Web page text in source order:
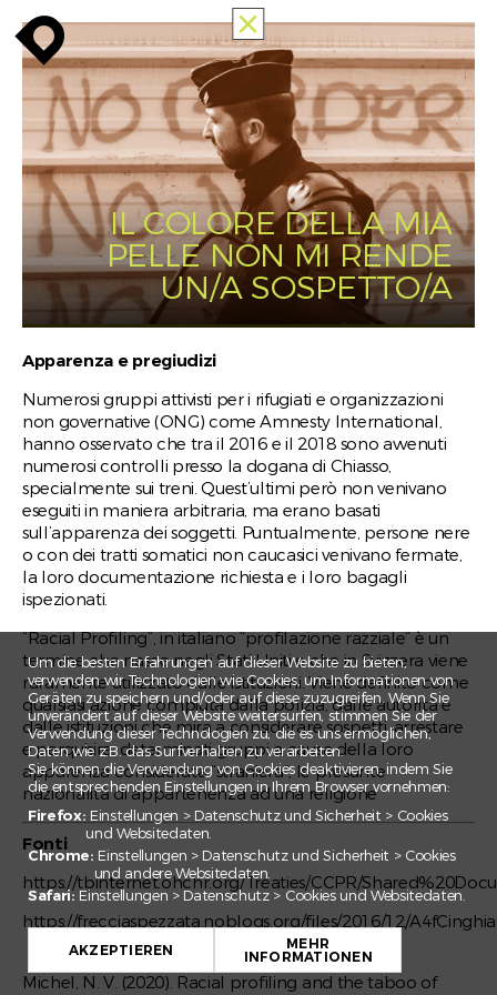
enroute enroute
ALLE
MEMORIES
OF
RACISM
PUBLIC
MAPPING
enroute INFO
+
Leaflet
close
IL COLORE DELLA MIA
PELLE NON MI RENDE
UN/A SOSPETTO/A
Apparenza e pregiudizi
Numerosi gruppi attivisti per i rifugiati e organizzazioni
non governative (ONG) come Amnesty International,
hanno osservato che tra il 2016 e il 2018 sono avvenuti
numerosi controlli presso la dogana di Chiasso,
specialmente sui treni. Quest’ultimi però non venivano
eseguiti in maniera arbitraria, ma erano basati
sull’apparenza dei soggetti. Puntualmente, persone nere
o con dei tratti somatici non caucasici venivano fermate,
la loro documentazione richiesta e i loro bagagli
ispezionati.
“Racial Profiling”, in italiano “profilazione razziale” è un
termine che nasce negli Stati Uniti e che in Svizzera viene
raramente utilizzato dalle istituzioni. Viene definito come
qualsiasi azione compiuta dalla polizia, dalle autorità e
dalle istituzioni che mira a considerare sospetti, arrestare
e perquisire, determinati gruppi a causa della loro
apparenza considerata “straniera”, le presunte
nazionalità di appartenenza ad una religione
Fonti
https://tbinternet.ohchr.org/Treaties/CCPR/
https://frecciaspezzata.noblogs.org/files/2016/12/
Michel, N. V. (2020). Racial profiling and the taboo of
Um die besten Erfahrungen auf dieser Website zu bieten,
verwenden wir Technologien wie Cookies, um Informationen von
Geräten zu speichern und/oder auf diese zuzugreifen. Wenn Sie
unverändert auf dieser Website weitersurfen, stimmen Sie der
Verwendung dieser Technologien zu, die es uns ermöglichen,
Daten wie z.B. das Surfverhalten zu verarbeiten.
Sie können die Verwendung von Cookies deaktivieren, indem Sie
die entsprechenden Einstellungen in Ihrem Browser vornehmen:
Firefox: Einstellungen > Datenschutz und Sicherheit > Cookies
und Websitedaten.
Chrome: Einstellungen > Datenschutz und Sicherheit > Cookies
und andere Websitedaten.
Safari: Einstellungen > Datenschutz > Cookies und Websitedaten.
AKZEPTIEREN MEHR
INFORMATIONEN